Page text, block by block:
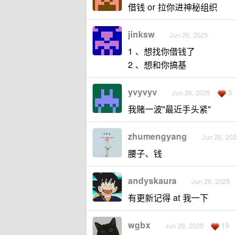
借钱 or 拉你进神秘组织
jinksw Jun 26, 2025
1 、想找你借钱了
2 、想和你搞基
yvyvyv Jun 26, 2025 3
我赌一波"最近手头紧"
zhumengyang Jun 26,
腰子、钱
andyskaura Jun 26, 2025
有更新记得 at 我一下
wgbx Jun 26, 2025 19